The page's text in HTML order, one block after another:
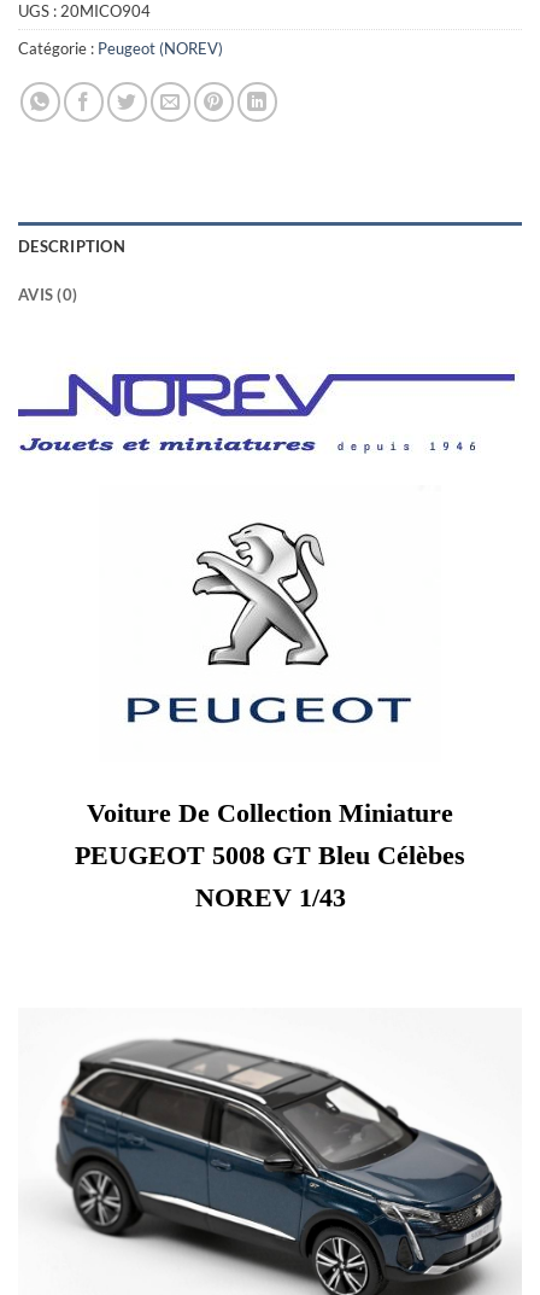
UGS :20MICO904
Catégorie : Peugeot (NOREV)
DESCRIPTION
AVIS (0)
Voiture De Collection Miniature
PEUGEOT 5008 GT Bleu Célèbes
NOREV 1/43